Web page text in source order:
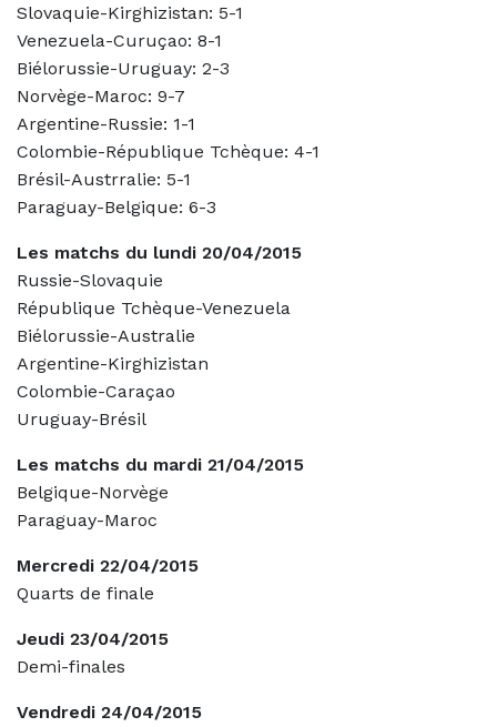
Slovaquie-Kirghizistan: 5-1
Venezuela-Curuçao: 8-1
Biélorussie-Uruguay: 2-3
Norvège-Maroc: 9-7
Argentine-Russie: 1-1
Colombie-République Tchèque: 4-1
Brésil-Austrralie: 5-1
Paraguay-Belgique: 6-3
Les matchs du lundi 20/04/2015
Russie-Slovaquie
République Tchèque-Venezuela
Biélorussie-Australie
Argentine-Kirghizistan
Colombie-Caraçao
Uruguay-Brésil
Les matchs du mardi 21/04/2015
Belgique-Norvège
Paraguay-Maroc
Mercredi 22/04/2015
Quarts de finale
Jeudi 23/04/2015
Demi-finales
Vendredi 24/04/2015